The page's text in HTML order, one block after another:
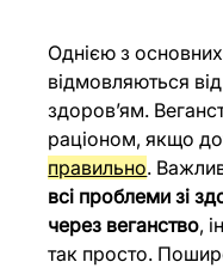
Однією з
відмовляються
здоров’ям.
раціоном, якщо
правильно.
всі проблеми зі
через веганство,
так просто.